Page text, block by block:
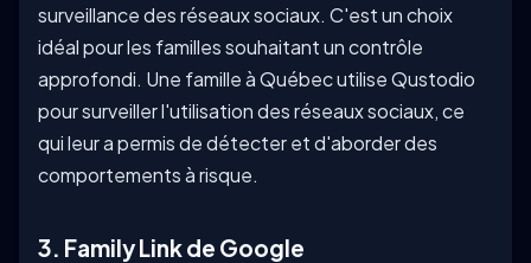
surveillance des réseaux sociaux. C'est un choix
idéal pour les familles souhaitant un contrôle
approfondi. Une famille à Québec utilise Qustodio
pour surveiller l'utilisation des réseaux sociaux, ce
qui leur a permis de détecter et d'aborder des
comportements à risque.
3. Family Link de Google